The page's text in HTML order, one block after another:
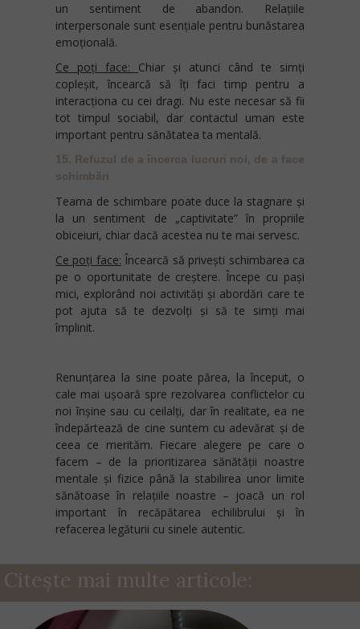
Citește mai multe articole:
un sentiment de abandon. Relațiile
interpersonale sunt esențiale pentru bunăstarea
emoțională.
Ce poți face:
Chiar și atunci când te simți
copleșit, încearcă să îți faci timp pentru a
interacționa cu cei dragi. Nu este necesar să fii
tot timpul sociabil, dar contactul uman este
important pentru sănătatea ta mentală.
15. Refuzul de a încerca lucruri noi, de a face
schimbări
Teama de schimbare poate duce la stagnare și
la un sentiment de „captivitate” în propriile
obiceiuri, chiar dacă acestea nu te mai servesc.
Ce poți face: Încearcă să privești schimbarea ca
pe o oportunitate de creștere. Începe cu pași
mici, explorând noi activități și abordări care te
pot ajuta să te dezvolți și să te simți mai
împlinit.
Renunțarea la sine poate părea, la început, o
cale mai ușoară spre rezolvarea conflictelor cu
noi înșine sau cu ceilalți, dar în realitate, ea ne
îndepărtează de cine suntem cu adevărat și de
ceea ce merităm. Fiecare alegere pe care o
facem – de la prioritizarea sănătății noastre
mentale și fizice până la stabilirea unor limite
sănătoase în relațiile noastre – joacă un rol
important în recăpătarea echilibrului și în
refacerea legăturii cu sinele autentic.